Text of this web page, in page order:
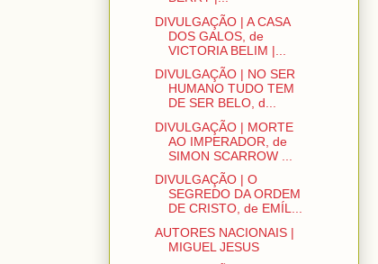
DIVULGAÇÃO | A CASA
DOS GALOS, de
VICTORIA BELIM |...
DIVULGAÇÃO | NO SER
HUMANO TUDO TEM
DE SER BELO, d...
DIVULGAÇÃO | MORTE
AO IMPERADOR, de
SIMON SCARROW ...
DIVULGAÇÃO | O
SEGREDO DA ORDEM
DE CRISTO, de EMÍL...
AUTORES NACIONAIS |
MIGUEL JESUS